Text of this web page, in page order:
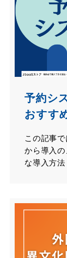
予約シ
おすす
この記事
から導入
な導入方